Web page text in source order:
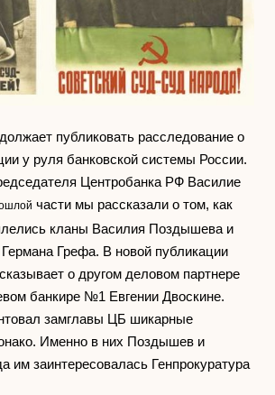
публиковать расследование о
у руля банковской системы России.
Центробанка РФ Василие
части мы рассказали о том, как
кланы Василия Поздышева и
Грефа. В новой публикации
о другом деловом партнере
банкире №1 Евгении Двоскине.
замглавы ЦБ шикарные
Именно в них Поздышев и
им заинтересовалась Генпрокуратура